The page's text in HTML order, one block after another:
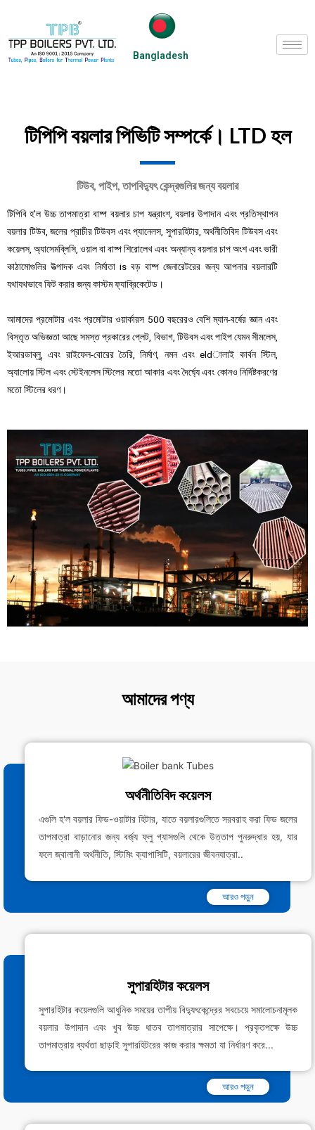
Bangladesh
টিপিপি বয়লার পিভিটি সম্পর্কে। LTD হল
টিউব, পাইপ, তাপবিদ্যুৎ কেন্দ্রগুলির জন্য বয়লার
টিপিবি হ’ল উচ্চ তাপমাত্রা বাষ্প বয়লার চাপ যন্ত্রাংশ, বয়লার উপাদান এবং প্রতিস্থাপন
বয়লার টিউব, জলের প্রাচীর টিউবস এবং প্যানেলস, সুপারহিটার, অর্থনীতিবিদ টিউবস এবং
কয়েলস, অ্যাসেমব্লিসি, ওয়াল বা বাষ্প শিরোলেখ এবং অন্যান্য বয়লার চাপ অংশ এবং ভারী
কাঠামোগুলির উত্পাদক এবং নির্মাতা is বড় বাষ্প জেনারেটরের জন্য আপনার বয়লারটি
যথাযথভাবে ফিট করার জন্য কাস্টম ফ্যাব্রিকেটেড।
আমাদের প্রমোটার এবং প্রমোটার ওয়ার্কারস 500 বছরেরও বেশি ম্যান-বর্ষের জ্ঞান এবং
বিস্তৃত অভিজ্ঞতা আছে সমস্ত প্রকারের প্লেট, বিভাগ, টিউবস এবং পাইপ যেমন সীমলেস,
ইআরডাব্লু, এবং রাইফেল-বোরের তৈরি, নির্মাণ, নমন এবং eldালাই কার্বন স্টিল,
অ্যালোয় স্টিল এবং স্টেইনলেস স্টিলের মতো আকার এবং দৈর্ঘ্যে এবং কোনও নির্দিষ্টকরণের
মতো স্টিলের ধরণ।
আমাদের পণ্য
অর্থনীতিবিদ কয়েলস
এগুলি হ'ল বয়লার ফিড-ওয়াটার হিটার, যাতে বয়লারগুলিতে সরবরাহ করা ফিড জলের
তাপমাত্রা বাড়ানোর জন্য বর্জ্য ফ্লু গ্যাসগুলি থেকে উত্তাপ পুনরুদ্ধার হয়, যার
ফলে জ্বালানী অর্থনীতি, স্টিমিং ক্যাপাসিটি, বয়লারের জীবনযাত্রা..
আরও পড়ুন
সুপারহিটার কয়েলস
সুপারহিটার কয়েলগুলি আধুনিক সময়ের তাপীয় বিদ্যুৎকেন্দ্রের সবচেয়ে সমালোচনামূলক
বয়লার উপাদান এবং খুব উচ্চ ধাতব তাপমাত্রার সাপেক্ষে। প্রকৃতপক্ষে উচ্চ
তাপমাত্রায় ব্যর্থতা ছাড়াই সুপারহিটরের কাজ করার ক্ষমতা যা নির্ধারণ করে...
আরও পড়ুন